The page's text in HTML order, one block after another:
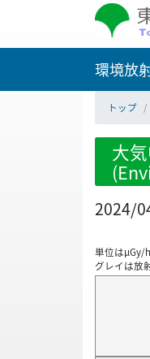
環境放
トップ
大
2024/
単位はμGy/
グレイは放